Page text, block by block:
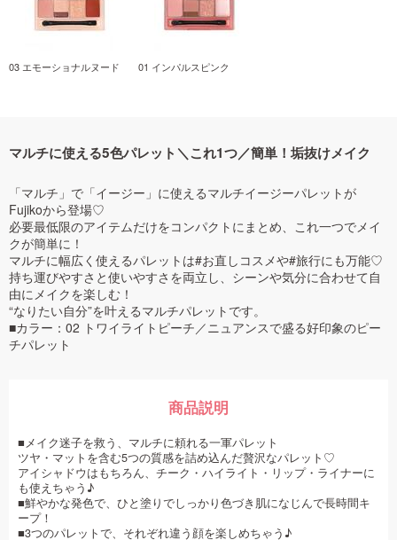
03 エモーショナルヌード 01 インパルスピンク
マルチに使える5色パレット＼これ1つ／簡単！垢抜けメイク
「マルチ」で「イージー」に使えるマルチイージーパレットが
Fujikoから登場♡
必要最低限のアイテムだけをコンパクトにまとめ、これ一つでメイ
クが簡単に！
マルチに幅広く使えるパレットは#お直しコスメや#旅行にも万能♡
持ち運びやすさと使いやすさを両立し、シーンや気分に合わせて自
由にメイクを楽しむ！
“なりたい自分”を叶えるマルチパレットです。
■カラー：02 トワイライトピーチ／ニュアンスで盛る好印象のピー
チパレット
商品説明
■メイク迷子を救う、マルチに頼れる一軍パレット
ツヤ・マットを含む5つの質感を詰め込んだ贅沢なパレット♡
アイシャドウはもちろん、チーク・ハイライト・リップ・ライナーに
も使えちゃう♪
■鮮やかな発色で、ひと塗りでしっかり色づき肌になじんで長時間キ
ープ！
■3つのパレットで、それぞれ違う顔を楽しめちゃう♪